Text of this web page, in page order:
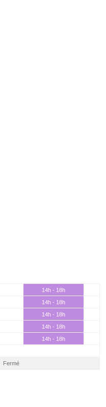
14h - 18h
14h - 18h
14h - 18h
14h - 18h
14h - 18h
Fermé